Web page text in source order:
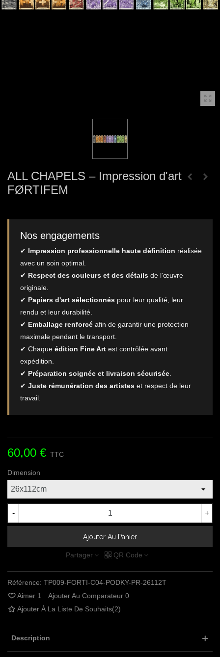
ALL CHAPELS – Impression d'art
FØRTIFEM
Nos engagements
✔ Impression professionnelle haute définition réalisée
avec un soin optimal.
✔ Respect des couleurs et des détails de l'œuvre
originale.
✔ Papiers d'art sélectionnés pour leur qualité, leur
rendu et leur durabilité.
✔ Emballage renforcé afin de garantir une protection
maximale pendant le transport.
✔ Chaque édition Fine Art est contrôlée avant
expédition.
✔ Préparation soignée et livraison sécurisée
✔ Juste rémunération des artistes et respect de leur
travail.
60,00 € TTC
Dimension
- +
Ajouter Au Panier
Partager QR Code
Référence: TP009-FORTI-C04-PODKY-PR-26112T
Aimer 1 Ajouter Au Comparateur 0
Ajouter À La Liste De Souhaits(2)
Description